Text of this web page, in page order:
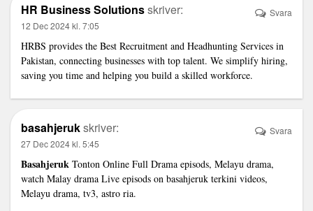
HR Business Solutionsskriver:
12 Dec 2024 kl. 7:05
HRBS provides the Best Recruitment and Headhunting Services in
Pakistan, connecting businesses with top talent. We simplify hiring,
saving you time and helping you build a skilled workforce.
Svara
basahjerukskriver:
27 Dec 2024 kl. 5:45
Basahjeruk Tonton Online Full Drama episods, Melayu drama,
watch Malay drama Live episods on basahjeruk terkini videos,
Melayu drama, tv3, astro ria.
Svara